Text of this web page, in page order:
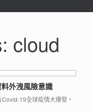
cloud
外洩風險意識
19全球疫情大爆發，